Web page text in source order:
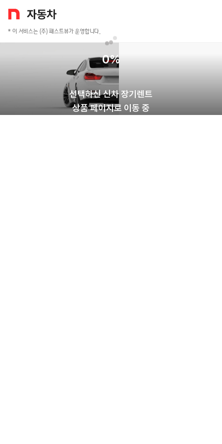
* 이 서비스는 (주) 패스트뷰가 운영합니다.
0%
선택하신 신차 장기렌트
상품 페이지로 이동 중